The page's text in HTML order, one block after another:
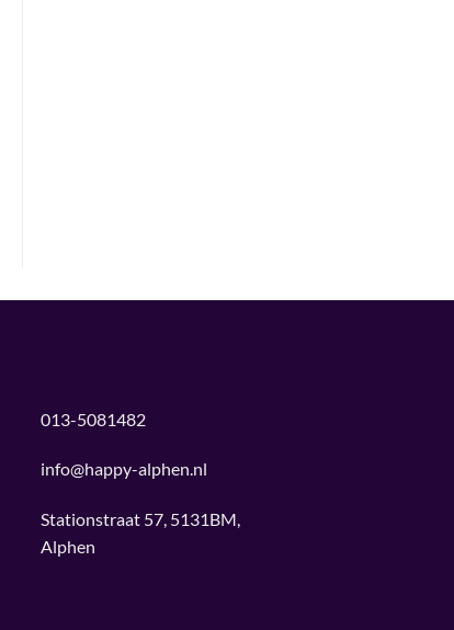
013-5081482
info@happy-alphen.nl
Stationstraat 57, 5131BM,
Alphen